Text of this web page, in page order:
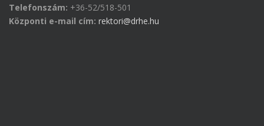
Telefonszám: +36-52/518-501
Központi e-mail cím: rektori@drhe.hu